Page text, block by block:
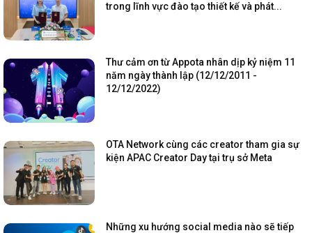
trong lĩnh vực đào tạo thiết kế và phát...
Thư cảm ơn từ Appota nhân dịp kỷ niệm 11
năm ngày thành lập (12/12/2011 -
12/12/2022)
OTA Network cùng các creator tham gia sự
kiện APAC Creator Day tại trụ sở Meta
Những xu hướng social media nào sẽ tiếp